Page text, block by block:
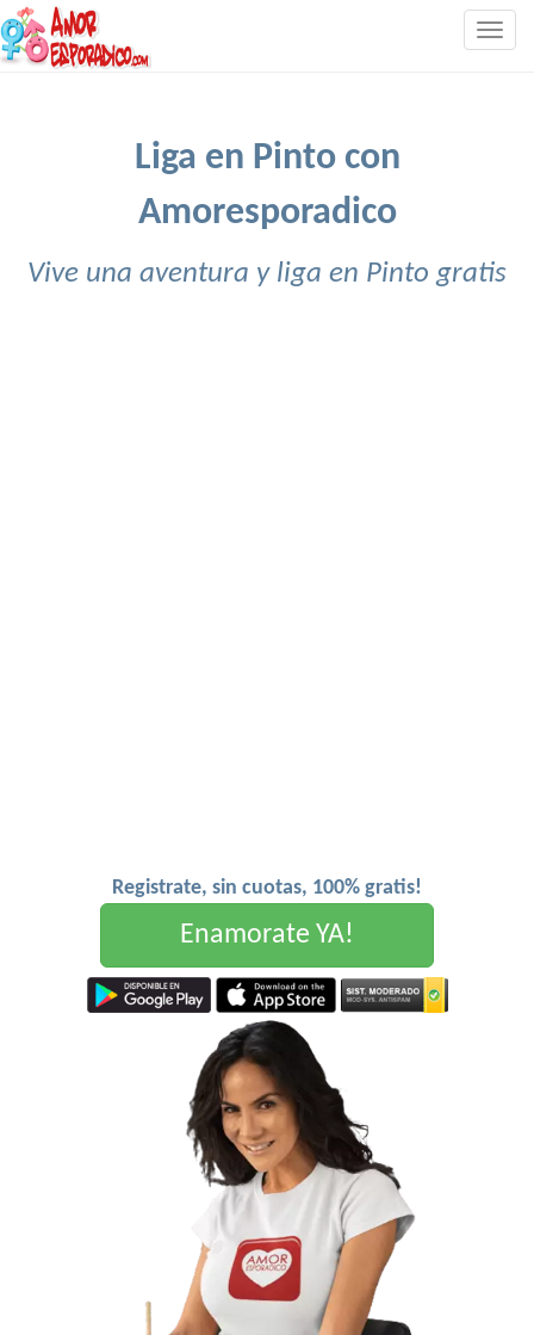
Liga en Pinto con
Amoresporadico
Vive una aventura y liga en Pinto gratis
Registrate, sin cuotas, 100% gratis!
Enamorate YA!